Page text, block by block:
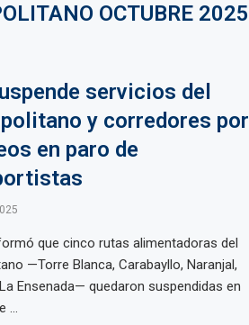
OCTUBRE 2025
servicios del
y corredores por
en paro de
que cinco rutas alimentadoras del
—Torre Blanca, Carabayllo, Naranjal,
Ensenada— quedaron suspendidas en
...